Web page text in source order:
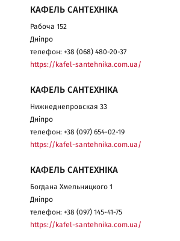
КАФЕЛЬ САНТЕХНІКА
Рабоча 152
Дніпро
телефон: +38 (068) 480-20-37
https://kafel-santehnika.com.ua/
КАФЕЛЬ САНТЕХНІКА
Нижнеднепровская 33
Дніпро
телефон: +38 (097) 654-02-19
https://kafel-santehnika.com.ua/
КАФЕЛЬ САНТЕХНІКА
Богдана Хмельницкого 1
Дніпро
телефон: +38 (097) 145-41-75
https://kafel-santehnika.com.ua/